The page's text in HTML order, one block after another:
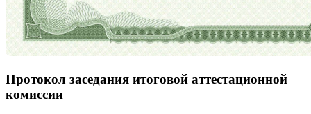
Протокол заседания итоговой аттестационной
комиссии